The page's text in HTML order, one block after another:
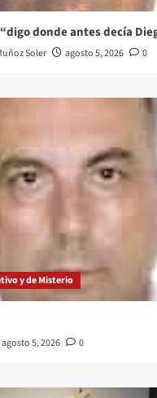
donde antes decía
Soler agosto 5, 2026 0
y de Misterio
agosto 5, 2026 0